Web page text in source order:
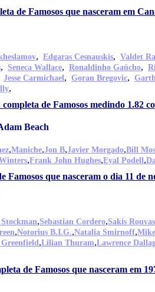
de Famosos que nasceram em
, Edgaras Cesnauskis, Valdet
, Seneca Wallace, Ronaldinho Gaúcho,
Jesse Carmichael, Goran Bregovic,
,
de Famosos medindo 1.82
Beach
,Maniche,Jon B,Javier Morgado,Bill
,Frank John Hughes,Eyal Podell,
Famosos que nasceram o dia 11 de
,Sebastian Cordero,Sakis Rouvas
,Notorius B.I.G.,Natalia Smirnoff,
,Lilian Thuram,Lawrence
de Famosos que nasceram em